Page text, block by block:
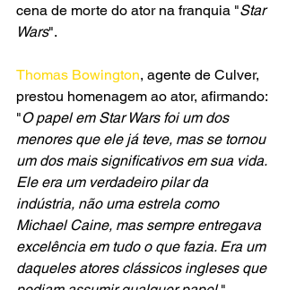
cena de morte do ator na franquia "Star
Wars".
Thomas Bowington, agente de Culver,
prestou homenagem ao ator, afirmando:
"O papel em Star Wars foi um dos
menores que ele já teve, mas se tornou
um dos mais significativos em sua vida.
Ele era um verdadeiro pilar da
indústria, não uma estrela como
Michael Caine, mas sempre entregava
excelência em tudo o que fazia. Era um
daqueles atores clássicos ingleses que